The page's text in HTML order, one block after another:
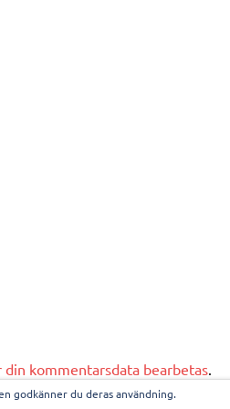
din kommentarsdata bearbetas.
godkänner du deras användning.